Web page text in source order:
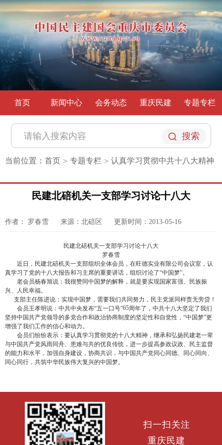
首页 新闻中心 会务动态 重庆民建 专题专栏
搜索
当前位置： 首页 > 专题专栏 > 认真学习贯彻中共十八大精神
民建北碚机关一支部学习讨论十八大
作者： 罗春雪 来源：北碚区 更新时间：2013-05-16
民建北碚机关一支部学习讨论十八大
罗春雪
近日，民建北碚机关一支部组织全体会员，在旺德实业有限公司会议室，认
真学习了党的十八大报告和习主席的重要讲话，组织讨论了“中国梦”。
老会员杨春旭说：我很赞同中国梦的解释，就是要实现国家富强、民族振
兴、人民幸福。
支部主任陈进说：实现中国梦，需要我们共同努力，民主党派同样责无旁贷！
会员王孝明说：中共中央发布“五一口号”65周年了，中共十八大坚定了我们
坚持中国共产党领导的多党合作和政治协商制度的坚定性和自觉性，“中国梦”更
增强了我们工作的信心和动力。
会员们纷纷表示：要认真学习贯彻党的十八大精神，继承和弘扬民建老一辈
与中国共产党风雨同舟、患难与共的优良传统，进一步提高参政议政、民主监督
的能力和水平，加强自身建设，协商共识，与中国共产党同心同德、同心同向、
同心同行，共筑中华民族伟大复兴的中国梦。
扫一扫关注
重庆民建